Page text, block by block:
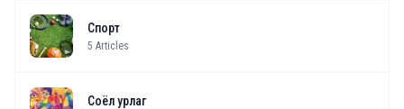
Спорт
5 Articles
Соёл урлаг